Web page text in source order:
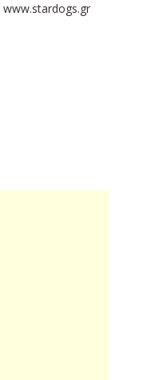
www.stardogs.gr